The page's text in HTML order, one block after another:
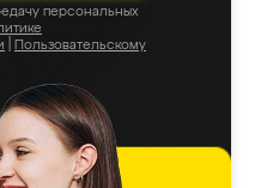
персональных
Пользовательскому